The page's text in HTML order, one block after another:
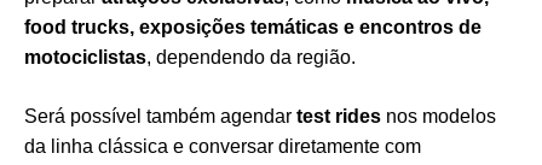
food trucks, exposições temáticas e encontros de
motociclistas, dependendo da região.
Será possível também agendar test rides nos modelos
da linha clássica e conversar diretamente com